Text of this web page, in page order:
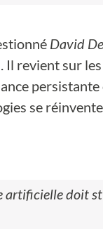
David
revient sur
se
artificielle doit